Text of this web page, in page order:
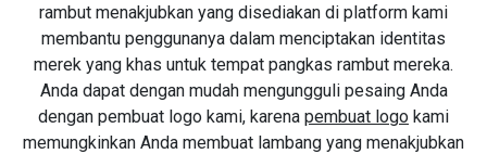
rambut menakjubkan yang disediakan di platform kami
membantu penggunanya dalam menciptakan identitas
merek yang khas untuk tempat pangkas rambut mereka.
Anda dapat dengan mudah mengungguli pesaing Anda
dengan pembuat logo kami, karena pembuat logo kami
memungkinkan Anda membuat lambang yang menakjubkan